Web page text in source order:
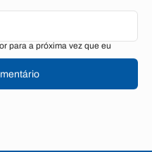
para a próxima vez que eu